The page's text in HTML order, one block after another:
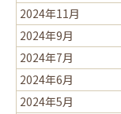
2024年11月
2024年9月
2024年7月
2024年6月
2024年5月